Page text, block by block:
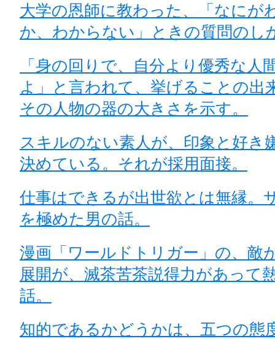
大学の恩師に教わった、「なにが
か、わからない」ときの質問のし
「身の回りで、自分より優秀な人
よ」と言われて、挙げることの出
その人物の器の大きさを示す。
スキルのない素人が、印象と好き
決めている。それが採用面接。
仕事はできるが出世欲とは無縁。
を極めた男の話。
漫画「ワールドトリガー」の、敵
展開が、滅茶苦茶説得力があって
話。
知的であるかどうかは、五つの態